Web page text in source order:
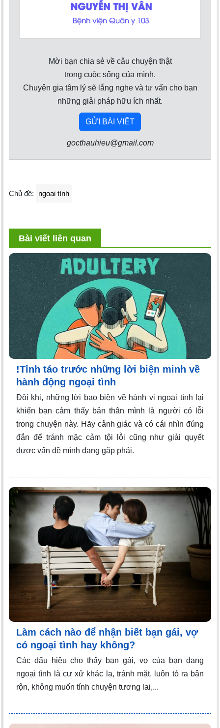
Mời bạn chia sẻ về câu chuyện thật
trong cuộc sống của mình.
Chuyên gia tâm lý sẽ lắng nghe và tư vấn cho bạn
những giải pháp hữu ích nhất.
GỬI BÀI VIẾT
gocthauhieu@gmail.com
Chủ đề: ngoại tình
Bài viết liên quan
!Tỉnh táo trước những lời biện minh về
hành động ngoại tình
Đôi khi, những lời bao biện về hành vi ngoại tình lại
khiến bạn cảm thấy bản thân mình là người có lỗi
trong chuyện này. Hãy cảnh giác và có cái nhìn đúng
đắn để tránh mặc cảm tội lỗi cũng như giải quyết
được vấn đề mình đang gặp phải.
Làm cách nào để nhận biết bạn gái, vợ
có ngoại tình hay không?
Các dấu hiệu cho thấy bạn gái, vợ của bạn đang
ngoại tình là cư xử khác lạ, tránh mặt, luôn tỏ ra bận
rộn, không muốn tính chuyện tương lai,...